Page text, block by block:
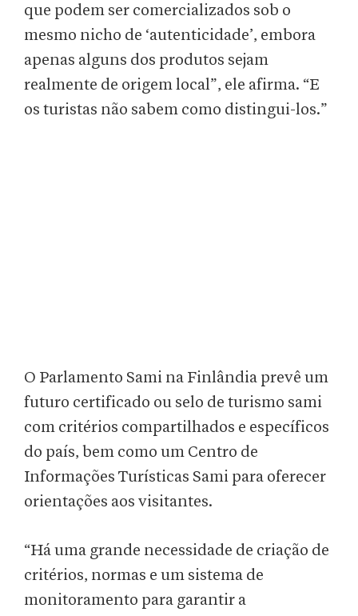
que podem ser comercializados sob o
mesmo nicho de ‘autenticidade’, embora
apenas alguns dos produtos sejam
realmente de origem local”, ele afirma. “E
os turistas não sabem como distingui-los.”
O Parlamento Sami na Finlândia prevê um
futuro certificado ou selo de turismo sami
com critérios compartilhados e específicos
do país, bem como um Centro de
Informações Turísticas Sami para oferecer
orientações aos visitantes.
“Há uma grande necessidade de criação de
critérios, normas e um sistema de
monitoramento para garantir a